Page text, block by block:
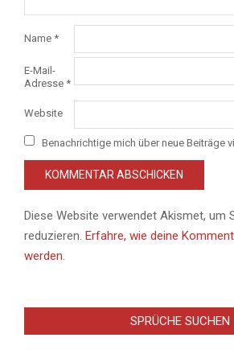
Name *
E-Mail-
Adresse *
Website
Benachrichtige mich über neue Beiträge
Diese Website verwendet Akismet, um
reduzieren. Erfahre, wie deine
werden.
SPRÜCHE SUCHEN